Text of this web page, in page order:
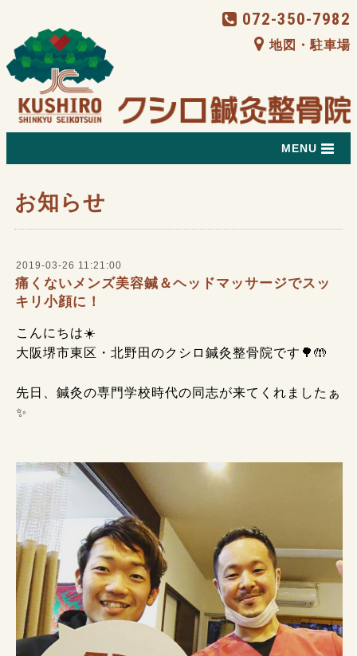
072-350-7982
地図・駐車場
MENU
お知らせ
2019-03-26 11:21:00
痛くないメンズ美容鍼＆ヘッドマッサージでスッ
キリ小顔に！
こんにちは☀️
大阪堺市東区・北野田のクシロ鍼灸整骨院です🌳🤲
先日、鍼灸の専門学校時代の同志が来てくれましたぁ
✨